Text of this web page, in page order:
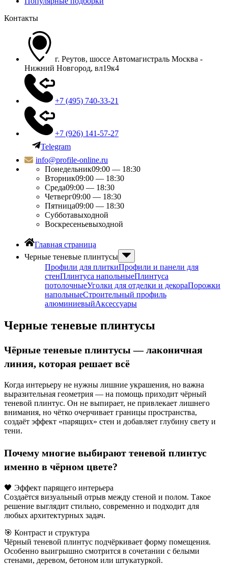
Контакты
г. Реутов, шоссе Автомагистраль Москва -
Нижний Новгород, вл19к4
+7 (495) 740-33-21
+7 (926) 141-57-27
Telegram
info@profile-online.ru
Понедельник09:00 — 18:30
Вторник09:00 — 18:30
Среда09:00 — 18:30
Четверг09:00 — 18:30
Пятница09:00 — 18:30
Субботавыходной
Воскресеньевыходной
Главная страница
Черные теневые плинтусы
Профили для плиткиПрофили и панели для
стенПлинтуса напольныеПлинтуса
потолочныеУголки для отделки и декораПорожки
напольныеСтроительный профиль
алюминиевыйАксессуары
Черные теневые плинтусы
Чёрные теневые плинтусы — лаконичная
линия, которая решает всё
Когда интерьеру не нужны лишние украшения, но важна
выразительная геометрия — на помощь приходит чёрный
теневой плинтус. Он не выпирает, не привлекает лишнего
внимания, но чётко очерчивает границы пространства,
создаёт эффект «парящих» стен и добавляет глубину свету и
тени.
Почему многие выбирают теневой плинтус
именно в чёрном цвете?
🖤 Эффект парящего интерьера
Создаётся визуальный отрыв между стеной и полом. Такое
решение выглядит стильно, современно и подходит для
любых архитектурных задач.
🎯 Контраст и структура
Чёрный теневой плинтус подчёркивает форму помещения.
Особенно выигрышно смотрится в сочетании с белыми
стенами, деревом, бетоном или штукатуркой.